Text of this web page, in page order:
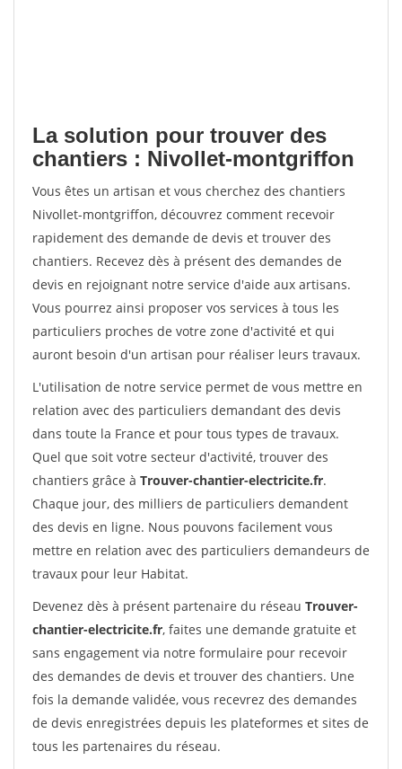
La solution pour trouver des
chantiers : Nivollet-montgriffon
Vous êtes un artisan et vous cherchez des chantiers
Nivollet-montgriffon, découvrez comment recevoir
rapidement des demande de devis et trouver des
chantiers. Recevez dès à présent des demandes de
devis en rejoignant notre service d'aide aux artisans.
Vous pourrez ainsi proposer vos services à tous les
particuliers proches de votre zone d'activité et qui
auront besoin d'un artisan pour réaliser leurs travaux.
L'utilisation de notre service permet de vous mettre en
relation avec des particuliers demandant des devis
dans toute la France et pour tous types de travaux.
Quel que soit votre secteur d'activité, trouver des
chantiers grâce à Trouver-chantier-electricite.fr.
Chaque jour, des milliers de particuliers demandent
des devis en ligne. Nous pouvons facilement vous
mettre en relation avec des particuliers demandeurs de
travaux pour leur Habitat.
Devenez dès à présent partenaire du réseau Trouver-
chantier-electricite.fr, faites une demande gratuite et
sans engagement via notre formulaire pour recevoir
des demandes de devis et trouver des chantiers. Une
fois la demande validée, vous recevrez des demandes
de devis enregistrées depuis les plateformes et sites de
tous les partenaires du réseau.